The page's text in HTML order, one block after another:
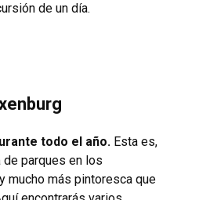
de un día.
todo el año. Esta es,
parques en los
mucho más pintoresca que